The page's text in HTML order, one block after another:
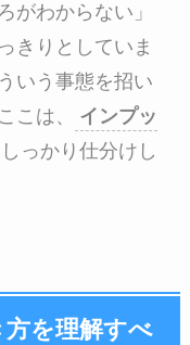
がわからない」
きりとしていま
いう事態を招い
こは、
インプッ
っかり仕分けし
を理解すべ